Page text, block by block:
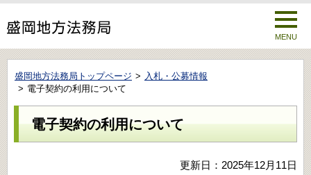
MENU
盛岡地方法務局トップページ
入札・公募情報
電子契約の利用について
電子契約の利用について
更新日：2025年12月11日